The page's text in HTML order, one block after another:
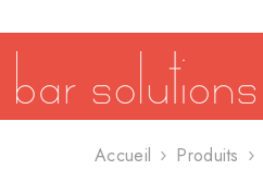
Accueil Produits